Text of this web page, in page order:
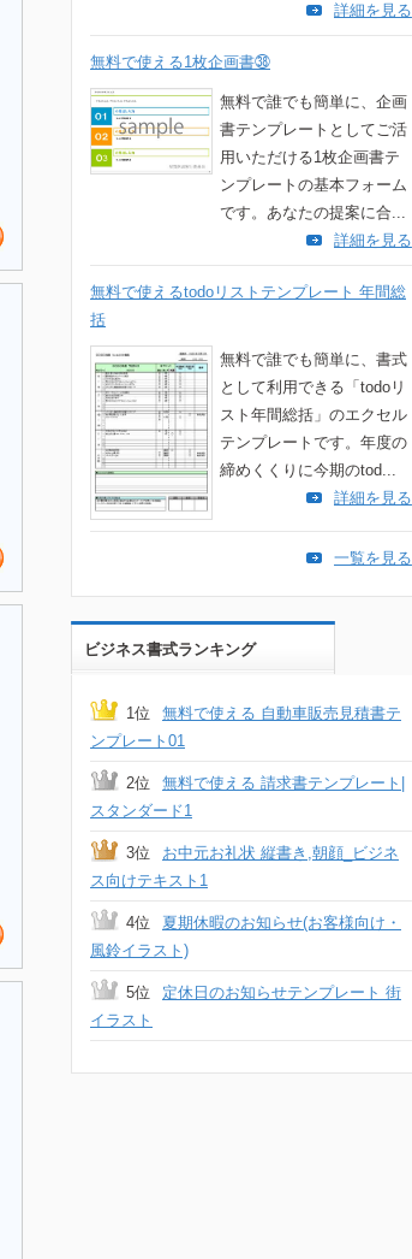
詳細を見る
無料で使える1枚企画書㊳
無料で誰でも簡単に、企画
書テンプレートとしてご活
用いただける1枚企画書テ
ンプレートの基本フォーム
です。あなたの提案に合...
詳細を見る
無料で使えるtodoリストテンプレート 年間総
括
無料で誰でも簡単に、書式
として利用できる「todoリ
スト年間総括」のエクセル
テンプレートです。年度の
締めくくりに今期のtod...
詳細を見る
一覧を見る
ビジネス書式ランキング
1位
無料で使える 自動車販売見積書テ
ンプレート01
2位
無料で使える 請求書テンプレート|
スタンダード1
3位
お中元お礼状 縦書き,朝顔_ビジネ
ス向けテキスト1
4位
夏期休暇のお知らせ(お客様向け・
風鈴イラスト)
5位
定休日のお知らせテンプレート 街
イラスト